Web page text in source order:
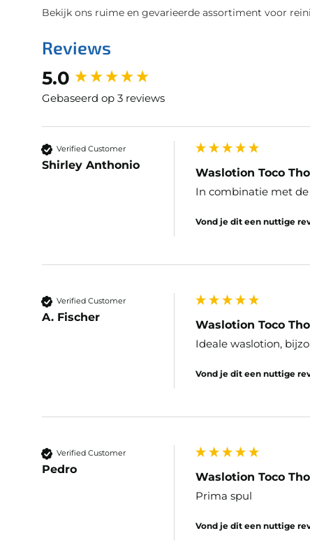
Bekijk ons ruime en gevarieerde assortiment voor
Reviews
5.0
Gebaseerd op 3 reviews
Verified Customer
Shirley Anthonio
Waslotion Toco
In combinatie met
Vond je dit een nuttige
Verified Customer
A. Fischer
Waslotion Toco
Ideale waslotion,
Vond je dit een nuttige
Verified Customer
Pedro
Waslotion Toco
Prima spul
Vond je dit een nuttige
New content loaded